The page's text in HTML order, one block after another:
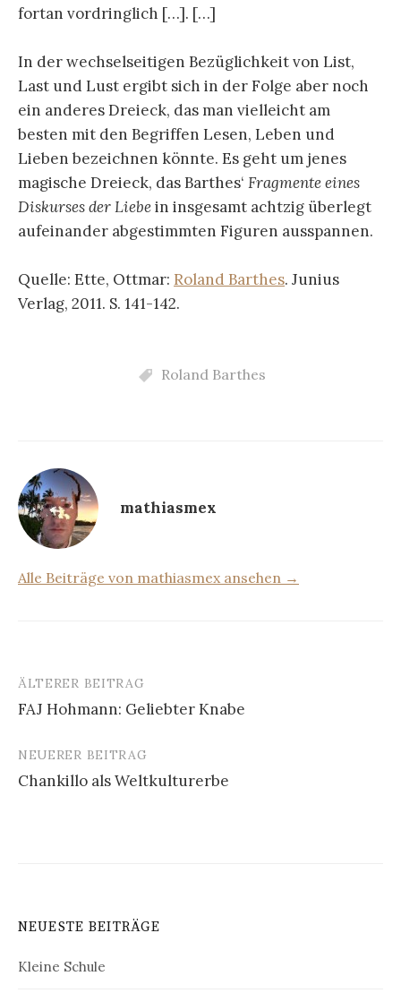
fortan vordringlich […]. […]
In der wechselseitigen Bezüglichkeit von List,
Last und Lust ergibt sich in der Folge aber noch
ein anderes Dreieck, das man vielleicht am
besten mit den Begriffen Lesen, Leben und
Lieben bezeichnen könnte. Es geht um jenes
magische Dreieck, das Barthes‘ Fragmente eines
Diskurses der Liebein insgesamt achtzig überlegt
aufeinander abgestimmten Figuren ausspannen.
Quelle: Ette, Ottmar: Roland Barthes. Junius
Verlag, 2011. S. 141-142.
Roland Barthes
mathiasmex
Alle Beiträge von mathiasmex ansehen →
Beitrags-
Navigation
ÄLTERER BEITRAG
FAJ Hohmann: Geliebter Knabe
NEUERER BEITRAG
Chankillo als Weltkulturerbe
NEUESTE BEITRÄGE
Kleine Schule